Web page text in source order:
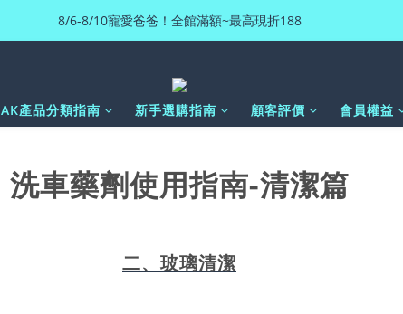
8/6-8/10寵愛爸爸！全館滿額~最高現折188
AK產品分類指南 新手選購指南 顧客評價 會員權益
洗車藥劑使用指南-清潔篇
二、玻璃清潔